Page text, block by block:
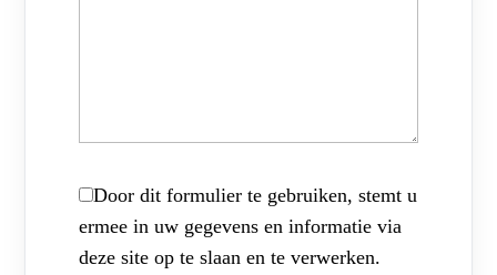
Door dit formulier te gebruiken, stemt u
ermee in uw gegevens en informatie via
deze site op te slaan en te verwerken.